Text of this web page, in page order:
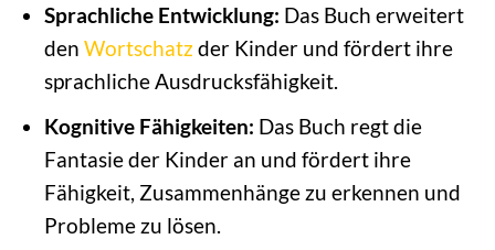
Sprachliche Entwicklung: Das Buch erweitert
den Wortschatzder Kinder und fördert ihre
sprachliche Ausdrucksfähigkeit.
Kognitive Fähigkeiten: Das Buch regt die
Fantasie der Kinder an und fördert ihre
Fähigkeit, Zusammenhänge zu erkennen und
Probleme zu lösen.